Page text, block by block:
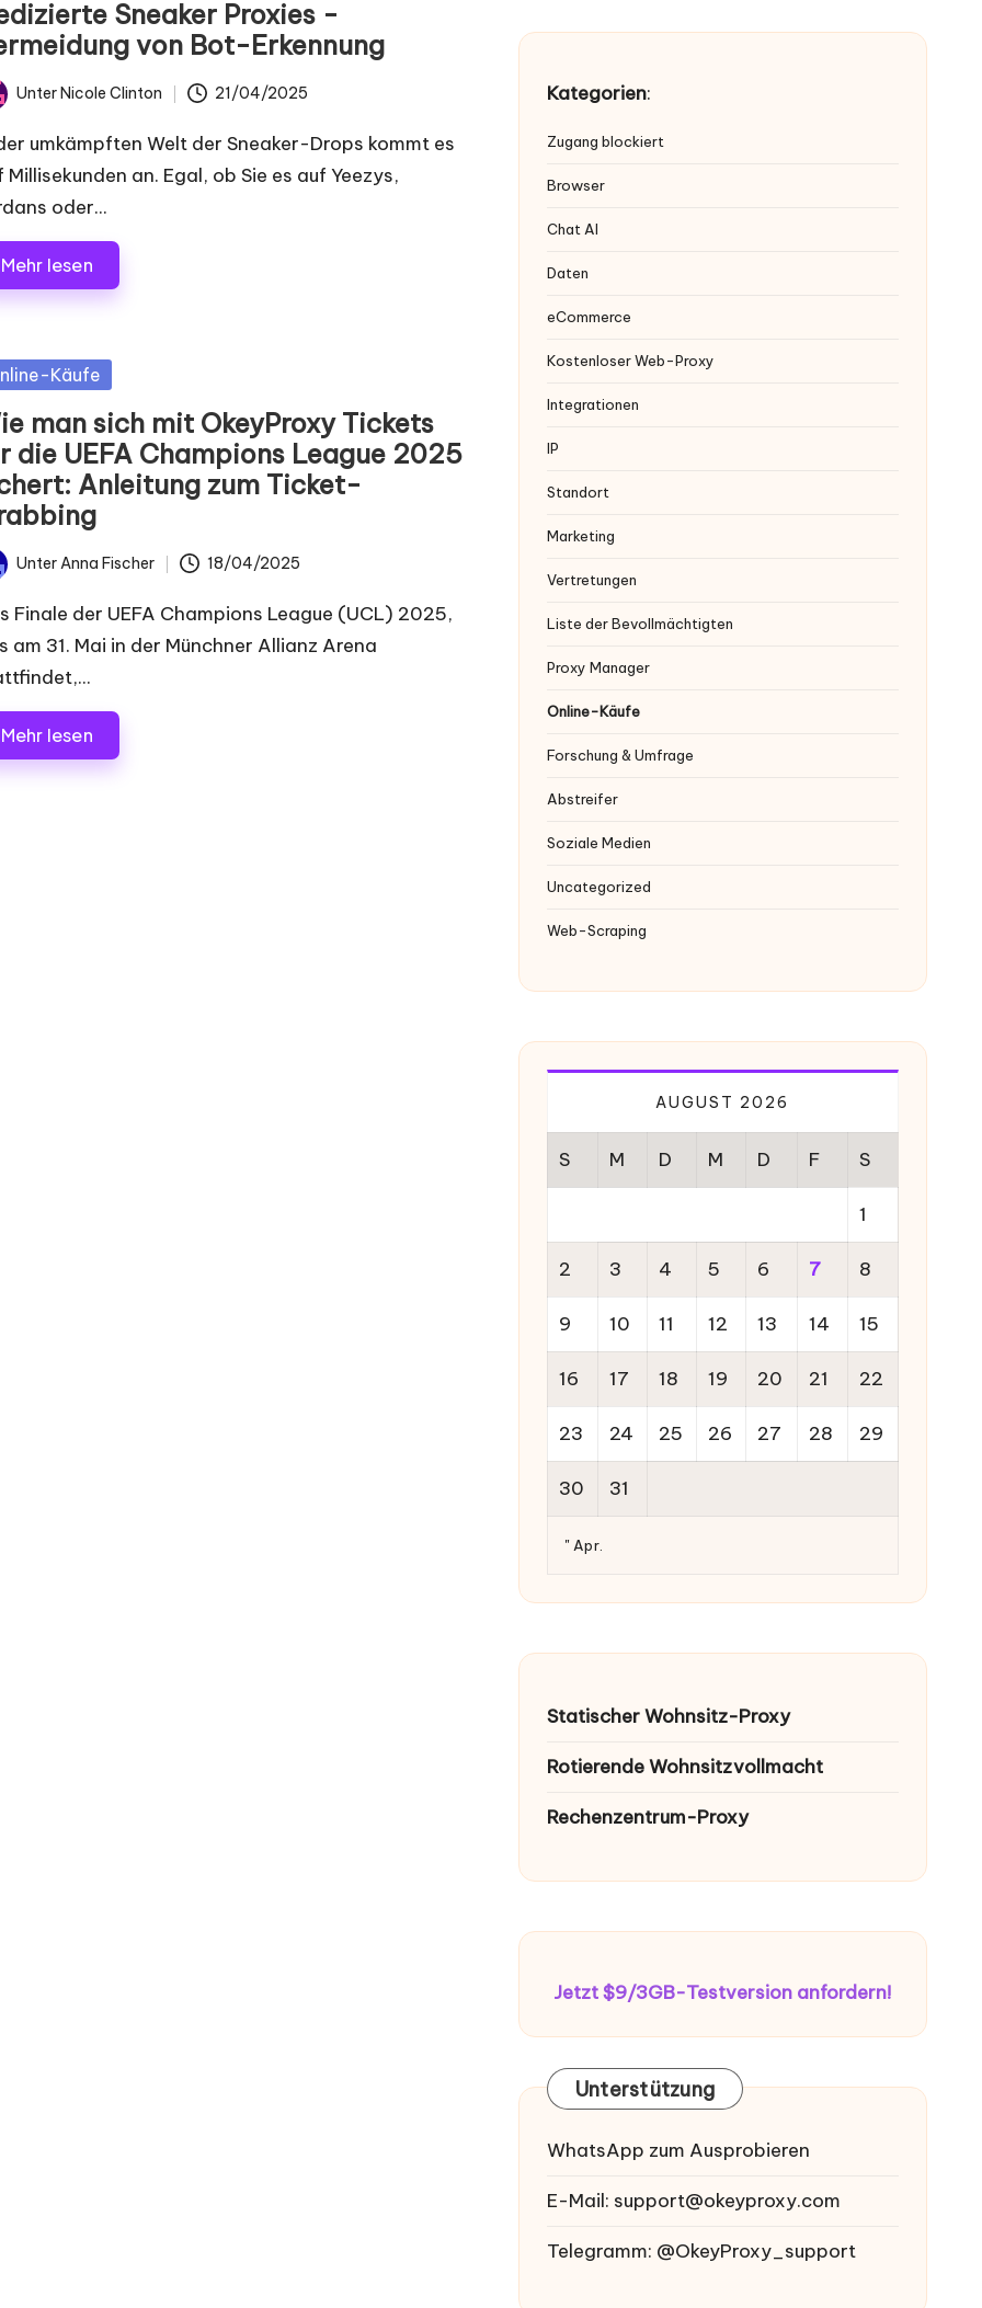
Sneaker Proxies -
von Bot-Erkennung
Unter Nicole Clinton 21/04/2025
umkämpften Welt der Sneaker-Drops kommt es
Millisekunden an. Egal, ob Sie es auf Yeezys,
oder...
Mehr lesen
Käufe
man sich mit OkeyProxy Tickets
die UEFA Champions League 2025
Anleitung zum Ticket-
UnterAnna Fischer 18/04/2025
Finale der UEFA Champions League (UCL) 2025,
am 31. Mai in der Münchner Allianz Arena
Mehr lesen
Kategorien:
Zugang blockiert
Browser
Chat AI
Daten
eCommerce
Kostenloser Web-Proxy
Integrationen
IP
Standort
Marketing
Vertretungen
Liste der Bevollmächtigten
Proxy Manager
Online-Käufe
Forschung & Umfrage
Abstreifer
Soziale Medien
Uncategorized
Web-Scraping
AUGUST 2026
S M D M D F S
1
2 3 4 5 6 7 8
9 10 11 12 13 14 15
16 17 18 19 20 21 22
23 24 25 26 27 28 29
30 31
" Apr.
Statischer Wohnsitz-Proxy
Rotierende Wohnsitzvollmacht
Rechenzentrum-Proxy
Jetzt $9/3GB-Testversion anfordern!
Unterstützung
WhatsApp zum Ausprobieren
E-Mail: support@okeyproxy.com
Telegramm: @OkeyProxy_support